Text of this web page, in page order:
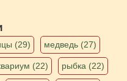
(29) медведь (27)
(22) рыбка (22)